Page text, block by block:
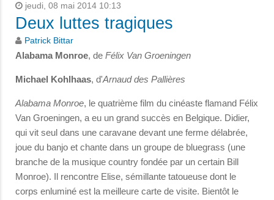
jeudi, 08 mai 2014 10:13
Deux luttes tragiques
Patrick Bittar
Alabama Monroe, de Félix Van Groeningen
Michael Kohlhaas, d'Arnaud des Pallières
Alabama Monroe, le quatrième film du cinéaste flamand Félix
Van Groeningen, a eu un grand succès en Belgique. Didier,
qui vit seul dans une caravane devant une ferme délabrée,
joue du banjo et chante dans un groupe de bluegrass (une
branche de la musique country fondée par un certain Bill
Monroe). Il rencontre Elise, sémillante tatoueuse dont le
corps enluminé est la meilleure carte de visite. Bientôt le